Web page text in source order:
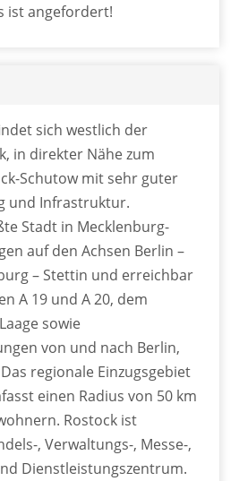
ist angefordert!
sich westlich der
in direkter Nähe zum
Schutow mit sehr guter
und Infrastruktur.
Stadt in Mecklenburg-
auf den Achsen Berlin –
– Stettin und erreichbar
A 19 und A 20, dem
sowie
von und nach Berlin,
regionale Einzugsgebiet
einen Radius von 50 km
Rostock ist
, Verwaltungs-, Messe-,
Dienstleistungszentrum.